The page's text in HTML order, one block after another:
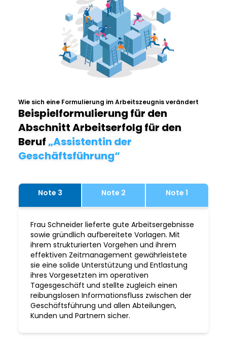
Wie sich eine Formulierung im Arbeitszeugnis verändert
Beispielformulierung für den
Abschnitt Arbeitserfolg für den
Beruf„Assistentin der
Geschäftsführung“
Note 3 Note 2 Note 1
Frau Schneider lieferte gute Arbeitsergebnisse
sowie gründlich aufbereitete Vorlagen. Mit
ihrem strukturierten Vorgehen und ihrem
effektiven Zeitmanagement gewährleistete
sie eine solide Unterstützung und Entlastung
ihres Vorgesetzten im operativen
Tagesgeschäft und stellte zugleich einen
reibungslosen Informationsfluss zwischen der
Geschäftsführung und allen Abteilungen,
Kunden und Partnern sicher.